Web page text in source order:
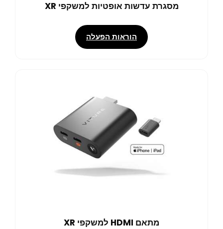
מסגרת עדשות אופטיות למשקפי XR
הוראות הפעלה
מתאם HDMI למשקפי XR